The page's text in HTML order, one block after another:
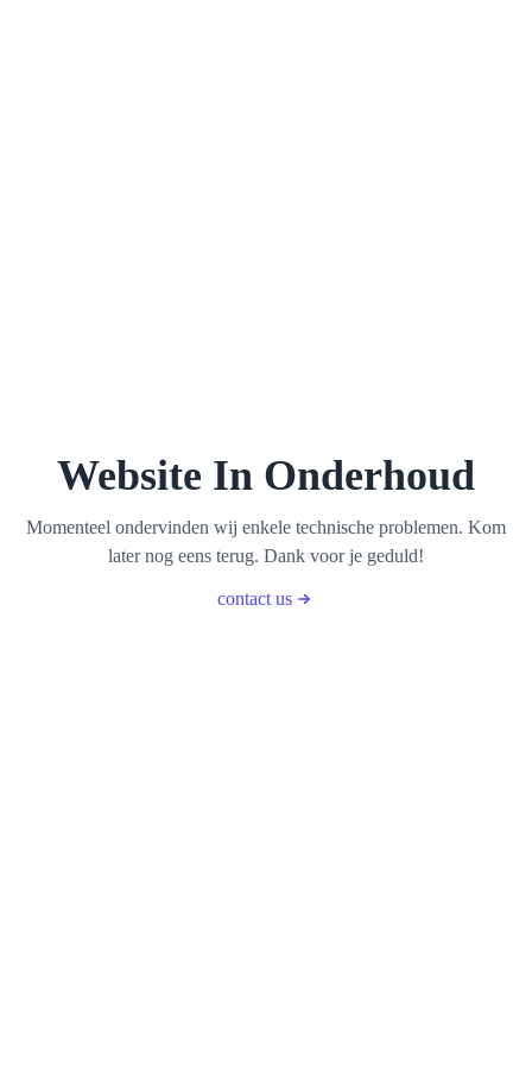
Website In Onderhoud
Momenteel ondervinden wij enkele technische problemen. Kom
later nog eens terug. Dank voor je geduld!
contact us